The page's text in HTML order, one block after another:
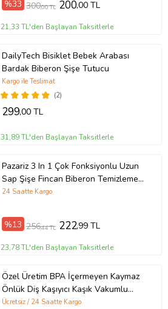
Çok Fonksiyonlu Bardak Fırçası
%33 300,00 TL 200,00 TL
21,33 TL'den Başlayan Taksitlerle
DailyTech Bisiklet Bebek Arabası
Bardak Biberon Şişe Tutucu
(2)
Kargo ile Teslimat
299,00 TL
31,89 TL'den Başlayan Taksitlerle
Pazariz 3 In 1 Çok Fonksiyonlu Uzun
Sap Şişe Fincan Biberon Temizleme
Fırçası
24 Saatte Kargo
%13 256,44 TL 222,99 TL
23,78 TL'den Başlayan Taksitlerle
Özel Üretim BPA İçermeyen Kaymaz
Önlük Diş Kaşıyıcı Kaşık Vakumlu
Tabak 3’lü Silikon Gri Yemek Seti
Ücretsiz / 24 Saatte Kargo